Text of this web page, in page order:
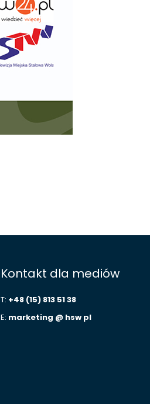
Kontakt dla mediów
T: +48 (15) 813 51 38
E: marketing @ hsw pl